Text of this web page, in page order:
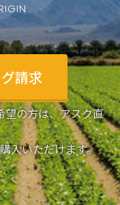
請求
望の方は、アスク直
入いただけます。